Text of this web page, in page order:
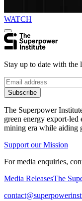
WATCH
Stay up to date with the
Subscribe
The Superpower
green energy export-led
mining era while aiding global efforts to reach net zero.​​​​‌
Support our Mission
For media enquiries,
Media Releases​​​​‌ ‍ ​‍​‍‌‍ ‌ ​‍‌‍‍‌‌‍‌ ‌‍‍‌‌‍ ‍​‍​‍​ ‍‍​‍​‍‌ ​ ‌‍​‌‌‍ ‍‌‍‍‌‌ ‌​‌ ‍‌​‍ ‍‌‍‍‌‌‍ ​‍​‍​‍ ​​‍​‍‌‍‍​‌ ​‍‌‍‌‌‌‍‌‍​‍​‍​ ‍‍​‍​‍‌‍‍​‌ ‌​‌ ‌​‌ ​​​ ‍‍​‍ ​‍ ‌‍ ​‌‍ ‌‍​ ‌‍​‌‌‍ ​‌‍‍​‌‍ ‌ ​ ‌ ‌​​ ‍‍​ ​ ​ ​ ​ ​ ​ ​ ​‍ ‌‍‍‌‌‍ ‍‌ ‌​‌‍‌‌‌‍ ‍‌ ‌​​‍ ‌‍‌‌‌‍‌​‌‍‍‌‌ ‌​​‍ ‌‍ ‌‌‍ ‌‍‌​‌‍‌‌​ ‌‌ ​​‌ ​‍‌‍‌‌‌ ​ ‌‍‌‌‌‍ ‍‌ ‌​‌‍​‌‌ ‌​‌‍‍‌‌‍ ‌‍ ‍​ ‍ ‌‍‍‌‌‍‌​​ ‌​ ​‍​ ‌‍​ ‌‌​ ‌‍​ ​​‌‍‌‌​ ‍​​ ​​​‍ ‌​ ‌ ​ ‌​​ ‌‍​ ‌‌​‍ ‌​ ‌​​ ‍​​ ​ ​ ‍‌​‍ ‌​ ‍​​ ‌‍​ ​‍​ ‍‌​‍ ‌​ ‌‌​ ‌‌​ ‌ ​ ​‍‌‍‌‍​ ‍​​ ​‍​ ‍‌​ ‌‌​ ‍​​ ​​‌‍‌‌​ ‍ ‌ ‌​‌ ‍‌‌ ​​‌‍‌‌​ ‌‌ ​ ‌‍‌‌‌ ‌​‌ ‌​‌‍‍‌‌‍ ‍‌‍‌ ‌ ​ ​ ‍ ‌ ​​‌‍​‌‌ ‌​‌‍‍​​ ‌‌‍‌‍‌‍ ‌‍ ‌ ‌​‌‍‌‌‌ ​‍‌​ ‌‌‍‌‌‌‍ ‍‌ ‌‌‌​‍‌‌ ‌​‌‍‌‌‌‍ ‌‌ ​ ​‍‌‌​ ‌‌‌​​‍‌‌ ‌‍‍ ‌‍‌‌‌ ‍‌​‍‌‌​ ​ ‌​‌​​‍‌‌​ ​ ‌​‌​​‍‌‌​ ​‍​ ​‍‌‍​ ‌‍​‌​ ‌​​ ​​​ ‍‌‌‍‌​​ ​‍​ ‌‍‌‍​ ​ ‌ ‌‍‌‌​ ‌‌​‍‌‌​ ​‍​ ​‍​‍‌‌​ ‌‌‌​‌​​‍ ‍‌‍ ​‌‍​‌‌‍​‍‌‍‌‌‌‍ ​​ ‌‍​‍‌‍​‌‌ ​ ‌‍‌‌‌‌‌‌‌ ​‍‌‍ ​​ ‌‌‍‍​‌ ‌​‌ ‌​‌ ​​​‍‌‌​ ​ ‌​​‌​‍‌‌​ ​‍‌​‌‍​‍‌‌​ ​‍‌​‌‍‌‍ ​‌‍ ‌‍​ ‌‍​‌‌‍ ​‌‍‍​‌‍ ‌ ​ ‌ ‌​​‍‌‌​ ​ ‌​​‌​ ​ ​ ​ ​ ​ ​ ​ ​‍‌‍‌‍‍‌‌‍‌​​ ‌​ ​‍​ ‌‍​ ‌‌​ ‌‍​ ​​‌‍‌‌​ ‍​​ ​​​‍ ‌​ ‌ ​ ‌​​ ‌‍​ ‌‌​‍ ‌​ ‌​​ ‍​​ ​ ​ ‍‌​‍ ‌​ ‍​​ ‌‍​ ​‍​ ‍‌​‍ ‌​ ‌‌​ ‌‌​ ‌ ​ ​‍‌‍‌‍​ ‍​​ ​‍​ ‍‌​ ‌‌​ ‍​​ ​​‌‍‌‌​‍‌‍‌ ‌​‌ ‍‌‌ ​​‌‍‌‌​ ‌‌ ​ ‌‍‌‌‌ ‌​‌ ‌​‌‍‍‌‌‍ ‍‌‍‌ ‌ ​ ​‍‌‍‌ ​​‌‍​‌‌ ‌​‌‍‍​​ ‌‌‍‌‍‌‍ ‌‍ ‌ ‌​‌‍‌‌‌ ​‍‌​ ‌‌‍‌‌‌‍ ‍‌ ‌‌‌​‍‌‌ ‌​‌‍‌‌‌‍ ‌‌ ​ ​‍‌‌​ ‌‌‌​​‍‌‌ ‌‍‍ ‌‍‌‌‌ ‍‌​‍‌‌​ ​ ‌​‌​​‍‌‌​ ​ ‌​‌​​‍‌‌​ ​‍​ ​‍‌‍​ ‌‍​‌​ ‌​​ ​​​ ‍‌‌‍‌​​ ​‍​ ‌‍‌‍​ ​ ‌ ‌‍‌‌​ ‌‌​‍‌‌​ ​‍​ ​‍​‍‌‌​ ‌‌‌​‌​​‍ ‍‌‍ ​‌‍​‌‌‍​‍‌‍‌‌‌‍ ​​‍‌‍‌ ​​‌‍‌‌‌ ​‍‌ ​ ‌ ​​‌‍‌‌‌‍​ ‌ ‌​‌‍‍‌‌ ‌‍‌‍‌‌​ ‌‌ ​​‌ ‌‌‌‍​‍‌‍ ​‌‍‍‌‌ ​ ‌‍‍​‌‍‌‌‌‍‌​​‍​‍‌ ‌The Superpower Books​​​​‌